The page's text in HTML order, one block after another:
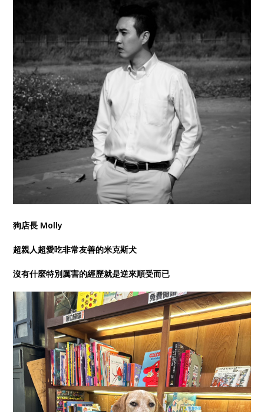
狗店長 Molly
超親人超愛吃非常友善的米克斯犬
沒有什麼特別厲害的經歷就是逆來順受而已